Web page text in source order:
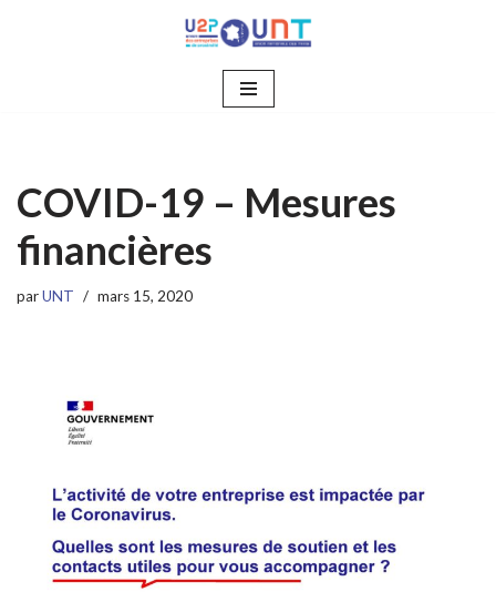
COVID-19 – Mesures
financières
parUNT mars 15, 2020